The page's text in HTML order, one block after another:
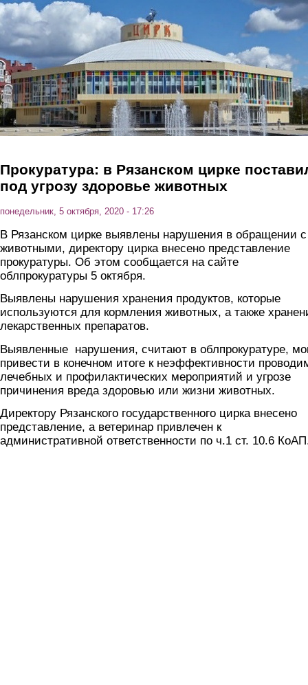
Перейти к основному содержанию
Прокуратура: в Рязанском цирке
под угрозу здоровье животных
понедельник, 5 октября, 2020 - 17:26
В Рязанском цирке выявлены нарушения в обращении с
животными, директору цирка внесено представление
прокуратуры. Об этом сообщается на сайте
облпрокуратуры 5 октября.
Выявлены нарушения хранения продуктов, которые
используются для кормления животных, а также
лекарственных препаратов.
Выявленные нарушения, считают в облпрокуратуре,
привести в конечном итоге к неэффективности
лечебных и профилактических мероприятий и угрозе
причинения вреда здоровью или жизни животных.
Директору Рязанского государственного цирка внесено
представление, а ветеринар привлечен к
административной ответственности по ч.1 ст. 10.6